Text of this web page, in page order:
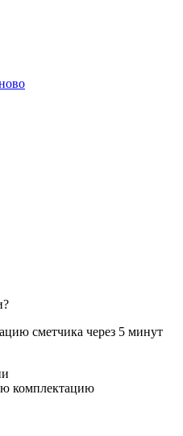
сметчика через 5 минут
комплектацию